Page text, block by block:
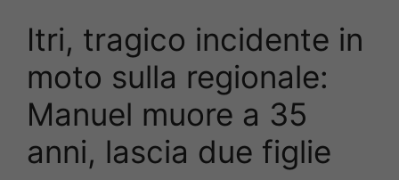
Itri, tragico incidente in
moto sulla regionale:
Manuel muore a 35
anni, lascia due figlie